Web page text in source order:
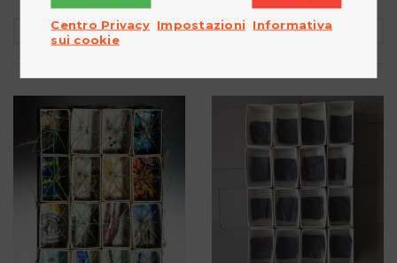
PRODOTTI CORRELATI
Centro Privacy Impostazioni
Informativa
sui cookie